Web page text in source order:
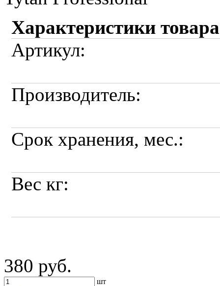
Характеристики
Артикул:
Производитель:
Срок хранения, мес.:
Вес кг:
380 руб.
шт